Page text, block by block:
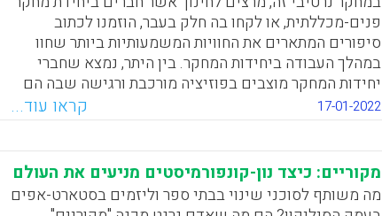
פנים-מכללתית, או לקחו בה חלק בעבר, הוזמנו לכתוב
סיפורים המתארים את החוויות המשמעותיות ביותר שחוו
במהלך העבודה ביחידות המחקר. בין היתר, נמצא שחברי
יחידות המחקר מוצבים בפוזיציה מורכבת ורגישה שבה הם
באים במגע עם מרצים מנוסים ובעלי השפעה במכללה אשר
עלולים לבוז או להתעלם מאבחנותיהם. בנוסף, הסטנדרטים
האקדמיים אשר מונהגים באוניברסיטה אינם תואמים,
בהכרח, למטרות הפרקטיות והפדגוגיות של מורי המורים
במכללות האקדמיות לחינוך. לבסוף, עולה שראשי ונשיאי
המכללות האקדמיות ממלאים תפקיד מרכזי בהקמת יחידות
17-01-2022 קראו עוד...
מקוריים: כיצד נון-קונפורמיסטים מניעים את העולם
מה משותף לסוכני שינוי בבתי ספר וליזמים בסטארט-אפים